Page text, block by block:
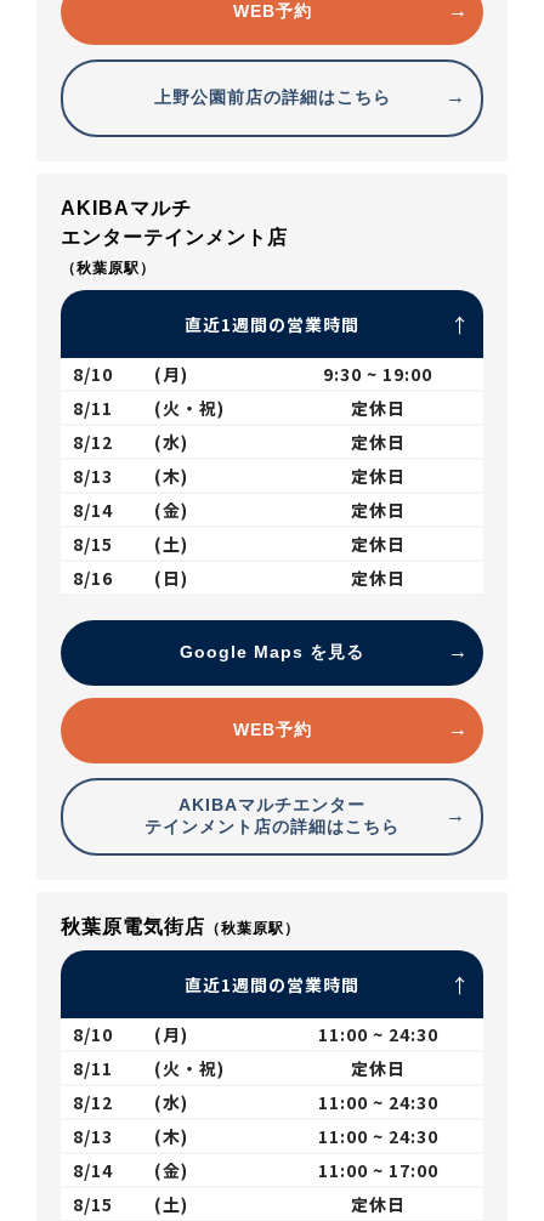
WEB予約
上野公園前店の詳細はこちら
AKIBAマルチ
エンターテインメント店
（秋葉原駅）
直近1週間の営業時間
8/10 (月)
9:30 ~ 19:00
8/11
(火・祝)
定休日
8/12
(水)
定休日
8/13
(木)
定休日
8/14
(金)
定休日
8/15
(土)
定休日
8/16
(日) 定休日
Google Maps を見る
WEB予約
AKIBAマルチエンター
テインメント店の詳細はこちら
秋葉原電気街店 （秋葉原駅）
直近1週間の営業時間
8/10 (月)
11:00 ~ 24:30
8/11
(火・祝)
定休日
8/12
(水)
11:00 ~ 24:30
8/13
(木)
11:00 ~ 24:30
8/14
(金)
11:00 ~ 17:00
8/15
(土)
定休日